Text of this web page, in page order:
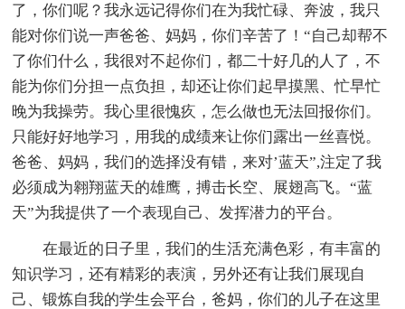
了，你们呢？我永远记得你们在为我忙碌、奔波，我只
能对你们说一声爸爸、妈妈，你们辛苦了！“自己却帮不
了你们什么，我很对不起你们，都二十好几的人了，不
能为你们分担一点负担，却还让你们起早摸黑、忙早忙
晚为我操劳。我心里很愧疚，怎么做也无法回报你们。
只能好好地学习，用我的成绩来让你们露出一丝喜悦。
爸爸、妈妈，我们的选择没有错，来对’蓝天”,注定了我
必须成为翱翔蓝天的雄鹰，搏击长空、展翅高飞。“蓝
天”为我提供了一个表现自己、发挥潜力的平台。
在最近的日子里，我们的生活充满色彩，有丰富的
知识学习，还有精彩的表演，另外还有让我们展现自
己、锻炼自我的学生会平台，爸妈，你们的儿子在这里